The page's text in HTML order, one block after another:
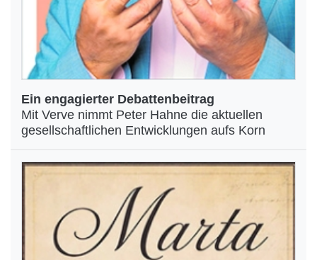
Ein engagierter Debattenbeitrag
Mit Verve nimmt Peter Hahne die aktuellen
gesellschaftlichen Entwicklungen aufs Korn